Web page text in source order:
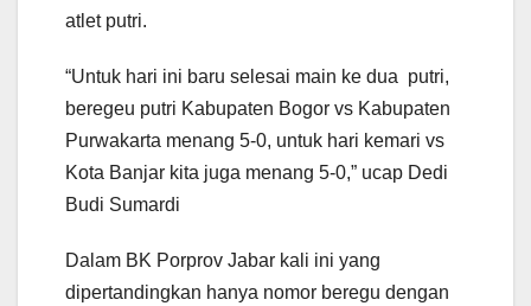
atlet putri.
“Untuk hari ini baru selesai main ke dua putri,
beregeu putri Kabupaten Bogor vs Kabupaten
Purwakarta menang 5-0, untuk hari kemari vs
Kota Banjar kita juga menang 5-0,” ucap Dedi
Budi Sumardi
Dalam BK Porprov Jabar kali ini yang
dipertandingkan hanya nomor beregu dengan